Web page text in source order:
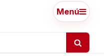
Menú